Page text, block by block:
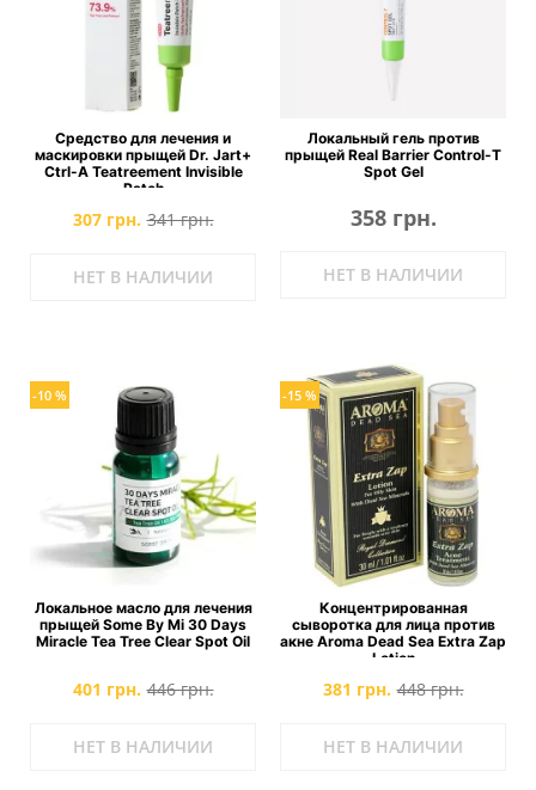
Средство для лечения и
маскировки прыщей Dr. Jart+
Ctrl-A Teatreement Invisible
Patch
307 грн. 341 грн.
НЕТ В НАЛИЧИИ
Локальный гель против
прыщей Real Barrier Control-T
Spot Gel
358 грн.
НЕТ В НАЛИЧИИ
-10 %
Локальное масло для лечения
прыщей Some By Mi 30 Days
Miracle Tea Tree Clear Spot Oil
401 грн. 446 грн.
НЕТ В НАЛИЧИИ
-15 %
Концентрированная
сыворотка для лица против
акне Aroma Dead Sea Extra Zap
Lotion
381 грн. 448 грн.
НЕТ В НАЛИЧИИ